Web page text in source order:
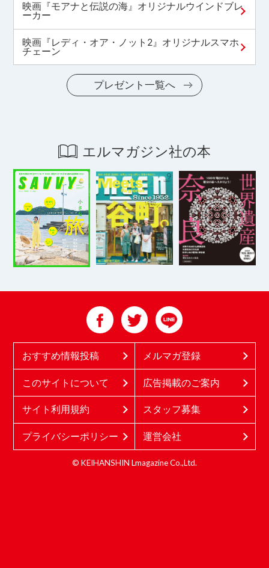
映画『モアナと伝説の海』オリジナルウインドブレ
ーカー
映画『レディ・オア・ノット2』オリジナルスマホ
チェーン
プレゼント一覧へ
エルマガジン社の本
おすすめ情報投稿 メルマガ登録
このサイトについて 広告掲載のご案内
サイト利用規約 スタッフ募集
プライバシーポリシー 運営会社
© KEIHANSHIN Lmagazine Co.,Ltd.